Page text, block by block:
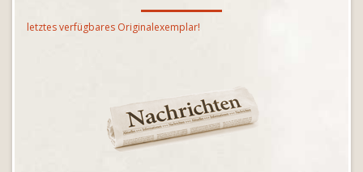
letztes verfügbares Originalexemplar!